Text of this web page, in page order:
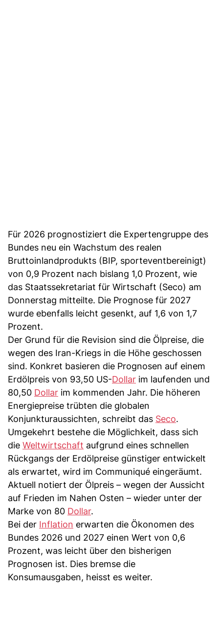
Für 2026 prognostiziert die Expertengruppe des
Bundes neu ein Wachstum des realen
Bruttoinlandprodukts (BIP, sporteventbereinigt)
von 0,9 Prozent nach bislang 1,0 Prozent, wie
das Staatssekretariat für Wirtschaft (Seco) am
Donnerstag mitteilte. Die Prognose für 2027
wurde ebenfalls leicht gesenkt, auf 1,6 von 1,7
Prozent.
Der Grund für die Revision sind die Ölpreise, die
wegen des Iran-Kriegs in die Höhe geschossen
sind. Konkret basieren die Prognosen auf einem
Erdölpreis von 93,50 US-Dollar im laufenden und
80,50 Dollar im kommenden Jahr. Die höheren
Energiepreise trübten die globalen
Konjunkturaussichten, schreibt das Seco.
Umgekehrt bestehe die Möglichkeit, dass sich
die Weltwirtschaft aufgrund eines schnellen
Rückgangs der Erdölpreise günstiger entwickelt
als erwartet, wird im Communiqué eingeräumt.
Aktuell notiert der Ölpreis – wegen der Aussicht
auf Frieden im Nahen Osten – wieder unter der
Marke von 80 Dollar.
Bei der Inflation erwarten die Ökonomen des
Bundes 2026 und 2027 einen Wert von 0,6
Prozent, was leicht über den bisherigen
Prognosen ist. Dies bremse die
Konsumausgaben, heisst es weiter.